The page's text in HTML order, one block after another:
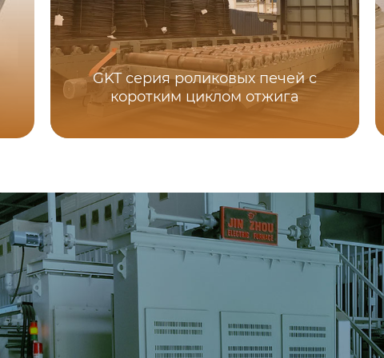
GKT серия роликовых печей с
коротким циклом отжига